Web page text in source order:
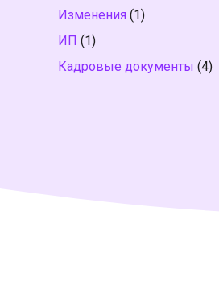
Изменения (1)
ИП (1)
Кадровые документы (4)